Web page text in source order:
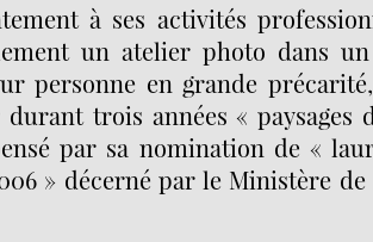
à ses activités
un atelier photo dans
personne en grande
trois années « paysages
par sa nomination de «
» décerné par le Ministère de